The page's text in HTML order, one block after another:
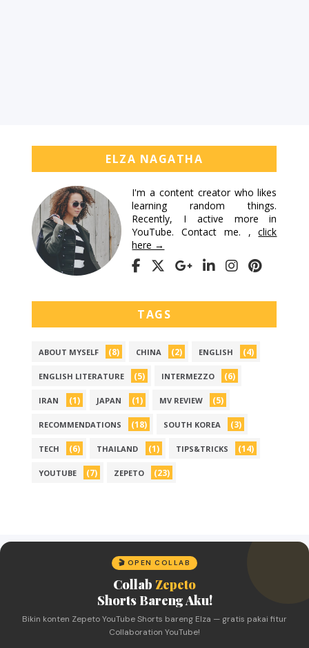
ELZA NAGATHA
I'm a content creator who likes
learning random things.
Recently, I active more in
YouTube. Contact me. ,click
here →
TAGS
ABOUT MYSELF (8) CHINA (2) ENGLISH (4)
ENGLISH LITERATURE (5) INTERMEZZO (6)
IRAN (1) JAPAN (1) MV REVIEW (5)
RECOMMENDATIONS (18) SOUTH KOREA (3)
TECH (6) THAILAND (1) TIPS&TRICKS (14)
YOUTUBE (7) ZEPETO (23)
🎬 OPEN COLLAB
Collab Zepeto
Shorts Bareng Aku!
Bikin konten Zepeto YouTube Shorts bareng Elza — gratis pakai fitur
Collaboration YouTube!